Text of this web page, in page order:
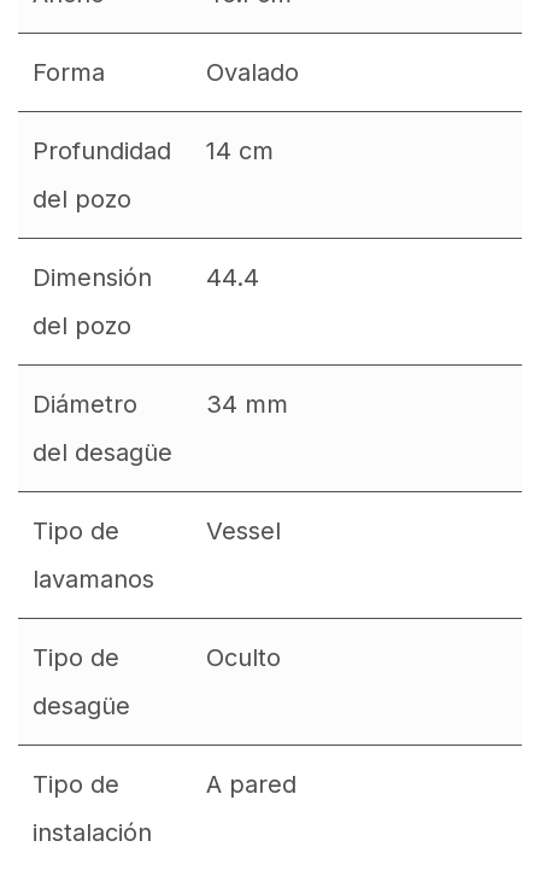
Forma Ovalado
Profundidad
del pozo
14 cm
Dimensión
del pozo
44.4
Diámetro
del desagüe
34 mm
Tipo de
lavamanos
Vessel
Tipo de
desagüe
Oculto
Tipo de
instalación
A pared